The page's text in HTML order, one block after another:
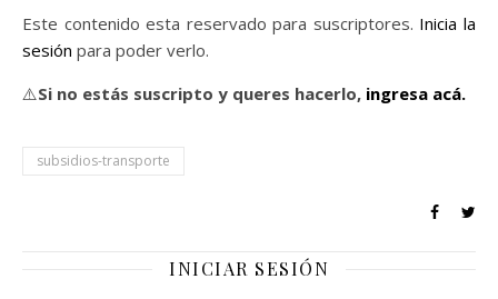
Este contenido esta reservado para suscriptores. Inicia la
sesión para poder verlo.
⚠️Si no estás suscripto y queres hacerlo, ingresa acá.
subsidios-transporte
INICIAR SESIÓN